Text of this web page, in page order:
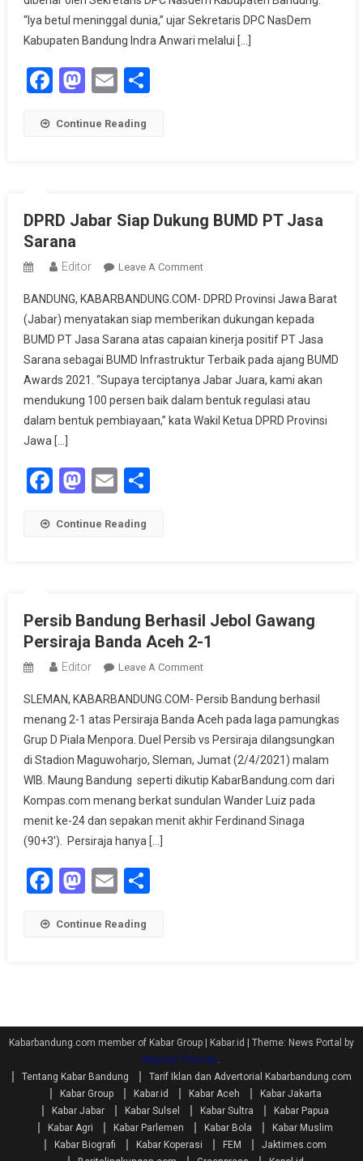
Rusdiana
Dikabarkan
“Iya betul meninggal dunia,” ujar Sekretaris DPC NasDem
Kabupaten Bandung Indra Anwari melalui […]
Facebook
Mastodon
EmailShare
Continue Reading
DPRD Jabar Siap Dukung BUMD PT Jasa
Sarana
Editor Leave A CommentOn
Jabar
Siap
Dukung
BUMD
PT
Jasa
Sarana
BANDUNG, KABARBANDUNG.COM- DPRD Provinsi Jawa Barat
(Jabar) menyatakan siap memberikan dukungan kepada
BUMD PT Jasa Sarana atas capaian kinerja positif PT Jasa
Sarana sebagai BUMD Infrastruktur Terbaik pada ajang BUMD
Awards 2021. “Supaya terciptanya Jabar Juara, kami akan
mendukung 100 persen baik dalam bentuk regulasi atau
dalam bentuk pembiayaan,” kata Wakil Ketua DPRD Provinsi
Jawa […]
Facebook
Mastodon
EmailShare
Continue Reading
Persib Bandung Berhasil Jebol Gawang
Persiraja Banda Aceh 2-1
Editor Leave A CommentOn
Bandung
Berhasil
Jebol
Gawang
Persiraja
Banda
Aceh
SLEMAN, KABARBANDUNG.COM- Persib Bandung berhasil
menang 2-1 atas Persiraja Banda Aceh pada laga pamungkas
Grup D Piala Menpora. Duel Persib vs Persiraja dilangsungkan
di Stadion Maguwoharjo, Sleman, Jumat (2/4/2021) malam
WIB. Maung Bandung seperti dikutip KabarBandung.com dari
Kompas.com menang berkat sundulan Wander Luiz pada
menit ke-24 dan sepakan menit akhir Ferdinand Sinaga
(90+3′). Persiraja hanya […]
Facebook
Mastodon
EmailShare
Continue Reading
Kabarbandung.com member of Kabar Group | Kabar.id | Theme: News Portal by
Mystery Themes
Tentang Kabar Bandung
Tarif Iklan dan Advertorial Kabarbandung.com
Kabar Group
Kabar.id Kabar Aceh
Kabar Jakarta
Kabar Jabar
Kabar Sulsel Kabar Sultra
Kabar Papua
Kabar Agri
Kabar Parlemen Kabar Bola
Kabar Muslim
Kabar Biografi
Kabar Koperasi FEM
Jaktimes.com